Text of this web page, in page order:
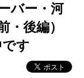
バー・河
後編）
す